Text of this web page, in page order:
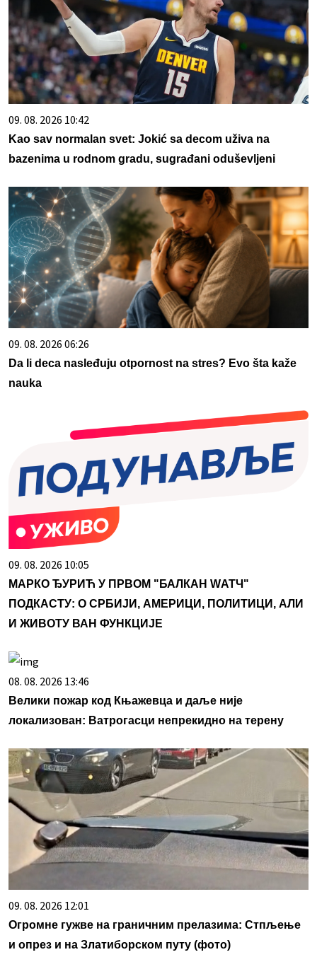
09. 08. 2026 10:42
Kao sav normalan svet: Jokić sa decom uživa na
bazenima u rodnom gradu, sugrađani oduševljeni
09. 08. 2026 06:26
Da li deca nasleđuju otpornost na stres? Evo šta kaže
nauka
09. 08. 2026 10:05
МАРКО ЂУРИЋ У ПРВОМ "БАЛКАН WАТЧ"
ПОДКАСТУ: О СРБИЈИ, АМЕРИЦИ, ПОЛИТИЦИ, АЛИ
И ЖИВОТУ ВАН ФУНКЦИЈЕ
08. 08. 2026 13:46
Велики пожар код Књажевца и даље није
локализован: Ватрогасци непрекидно на терену
09. 08. 2026 12:01
Огромне гужве на граничним прелазима: Стпљење
и опрез и на Златиборском путу (фото)